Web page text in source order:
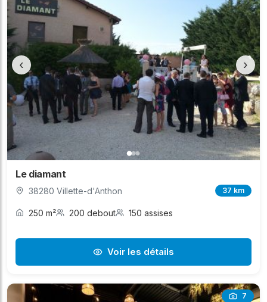
‹ ›
Le diamant
38280 Villette-d'Anthon 37 km
250 m² 200 debout 150 assises
Voir les détails
7